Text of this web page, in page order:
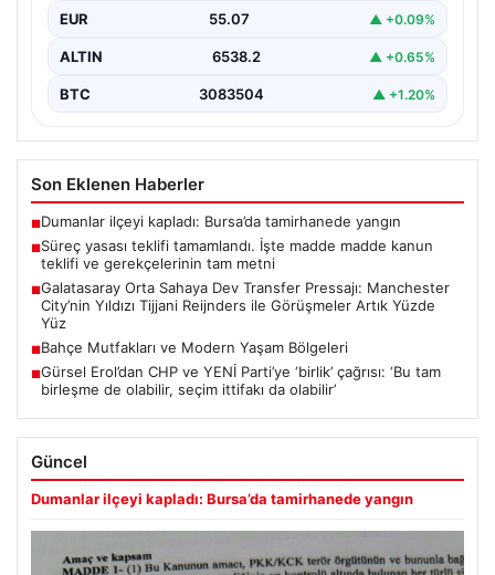
EUR 55.07 ▲ +0.09%
ALTIN 6538.2 ▲ +0.65%
BTC 3083504 ▲ +1.20%
Son Eklenen Haberler
■Dumanlar ilçeyi kapladı: Bursa’da tamirhanede yangın
■Süreç yasası teklifi tamamlandı. İşte madde madde kanun
teklifi ve gerekçelerinin tam metni
■Galatasaray Orta Sahaya Dev Transfer Pressajı: Manchester
City’nin Yıldızı Tijjani Reijnders ile Görüşmeler Artık Yüzde
Yüz
■Bahçe Mutfakları ve Modern Yaşam Bölgeleri
■Gürsel Erol’dan CHP ve YENİ Parti’ye ‘birlik’ çağrısı: ‘Bu tam
birleşme de olabilir, seçim ittifakı da olabilir’
Güncel
Dumanlar ilçeyi kapladı: Bursa’da tamirhanede yangın